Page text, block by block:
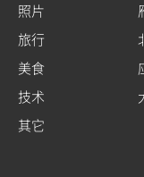
照片
旅行
美食
技术
其它